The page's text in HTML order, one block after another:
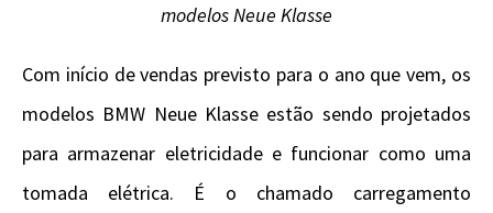
modelos Neue Klasse
Com início de vendas previsto para o ano que vem, os
modelos BMW Neue Klasse estão sendo projetados
para armazenar eletricidade e funcionar como uma
tomada elétrica. É o chamado carregamento